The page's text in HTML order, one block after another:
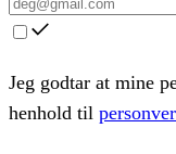
Jeg godtar at mine
henhold til